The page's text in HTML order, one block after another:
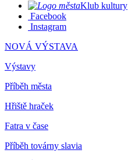
Klub kultury
Facebook
Instagram
NOVÁ VÝSTAVA
Výstavy
Příběh města
Hřiště hraček
Fatra v čase
Příběh továrny slavia